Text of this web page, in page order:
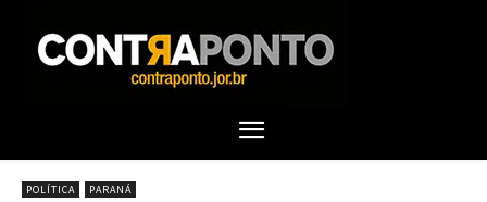
POLÍTICA PARANÁ